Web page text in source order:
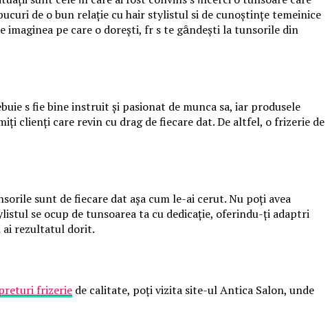
de o bunӑ relație cu hair stylistul si de cunoștințe temeinice
imaginea pe care o dorești, fӑrӑ sӑ te gȃndești la tunsorile din
sӑ fie bine instruit și pasionat de munca sa, iar produsele
clienți care revin cu drag de fiecare datӑ. De altfel, o frizerie de
sunt de fiecare datӑ așa cum le-ai cerut. Nu poți avea
se ocupӑ de tunsoarea ta cu dedicație, oferindu-ți adaptӑri
ai rezultatul dorit.
frizerie de calitate, poți vizita site-ul Antica Salon, unde